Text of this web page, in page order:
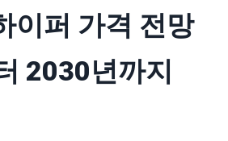
이퍼 가격 전망
2030년까지